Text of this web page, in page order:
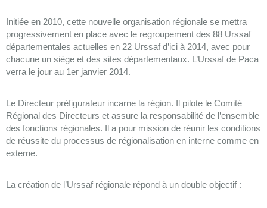
Initiée en 2010, cette nouvelle organisation régionale se mettra
progressivement en place avec le regroupement des 88 Urssaf
départementales actuelles en 22 Urssaf d’ici à 2014, avec pour
chacune un siège et des sites départementaux. L’Urssaf de Paca
verra le jour au 1er janvier 2014.
Le Directeur préfigurateur incarne la région. Il pilote le Comité
Régional des Directeurs et assure la responsabilité de l’ensemble
des fonctions régionales. Il a pour mission de réunir les conditions
de réussite du processus de régionalisation en interne comme en
externe.
La création de l’Urssaf régionale répond à un double objectif :